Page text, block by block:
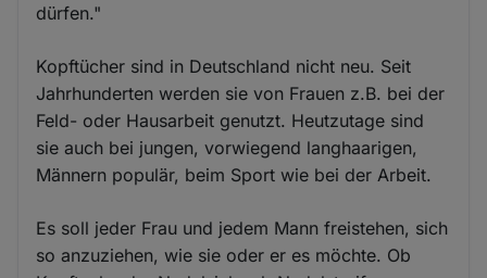
dürfen."
Kopftücher sind in Deutschland nicht neu. Seit
Jahrhunderten werden sie von Frauen z.B. bei der
Feld- oder Hausarbeit genutzt. Heutzutage sind
sie auch bei jungen, vorwiegend langhaarigen,
Männern populär, beim Sport wie bei der Arbeit.
Es soll jeder Frau und jedem Mann freistehen, sich
so anzuziehen, wie sie oder er es möchte. Ob